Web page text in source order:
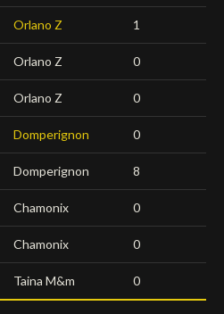
Orlano Z 1
Orlano Z 0
Orlano Z 0
Domperignon 0
Domperignon 8
Chamonix 0
Chamonix 0
Taina M&m 0